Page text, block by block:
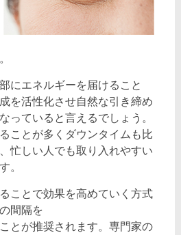
にエネルギーを届けること
を活性化させ自然な引き締め
っていると言えるでしょう。
ことが多くダウンタイムも比
忙しい人でも取り入れやすい
。
ことで効果を高めていく方式
間隔を
とが推奨されます。専門家の